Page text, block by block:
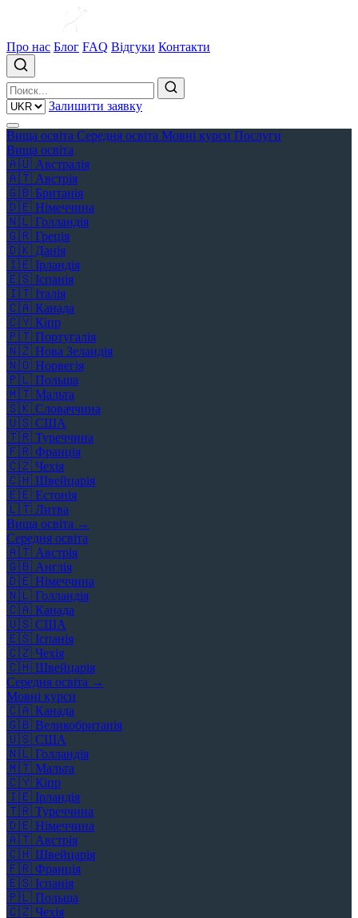
Про нас Блог FAQ Відгуки Контакти
Залишити заявку
Вища освіта Середня освіта Мовні курси Послуги
Вища освіта
🇦🇺 Австралія
🇦🇹 Австрія
🇬🇧 Британія
🇩🇪 Німеччина
🇳🇱 Голландія
🇬🇷 Греція
🇩🇰 Данія
🇮🇪 Ірландія
🇪🇸 Іспанія
🇮🇹 Італія
🇨🇦 Канада
🇨🇾 Кіпр
🇵🇹 Португалія
🇳🇿 Нова Зеландія
🇳🇴 Норвегія
🇵🇱 Польща
🇲🇹 Мальта
🇸🇰 Словаччина
🇺🇸 США
🇹🇷 Туреччина
🇫🇷 Франція
🇨🇿 Чехія
🇨🇭 Швейцарія
🇪🇪 Естонія
🇱🇹 Литва
Вища освіта →
Середня освіта
🇦🇹 Австрія
🇬🇧 Англія
🇩🇪 Німеччина
🇳🇱 Голландія
🇨🇦 Канада
🇺🇸 США
🇪🇸 Іспанія
🇨🇿 Чехія
🇨🇭 Швейцарія
Середня освіта →
Мовні курси
🇨🇦 Канада
🇬🇧 Великобританія
🇺🇸 США
🇳🇱 Голландія
🇲🇹 Мальта
🇨🇾 Кіпр
🇮🇪 Ірландія
🇹🇷 Туреччина
🇩🇪 Німеччина
🇦🇹 Австрія
🇨🇭 Швейцарія
🇫🇷 Франція
🇪🇸 Іспанія
🇵🇱 Польща
🇨🇿 Чехія